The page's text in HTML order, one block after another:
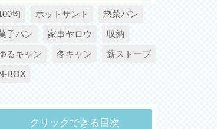
均 ホットサンド
惣菜パン
子パン
家事ヤロウ
収納
るキャン
冬キャン
薪ストーブ
BOX
クリックできる目次